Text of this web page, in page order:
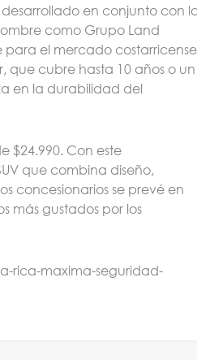
en conjunto con
como Grupo Land
para el mercado
que cubre hasta 10 años o un
en la durabilidad del
$24.990. Con este
que combina diseño,
concesionarios se prevé en
más gustados por los
rica-maxima-seguridad-